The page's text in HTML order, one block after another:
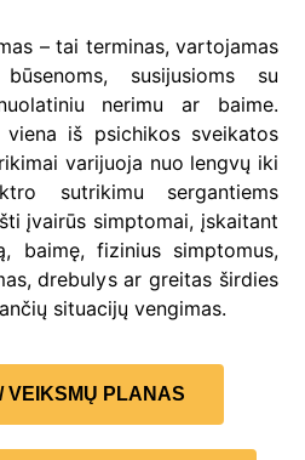
– tai terminas, vartojamas
susijusioms su
nerimu ar baime.
iš psichikos sveikatos
varijuoja nuo lengvų iki
sutrikimu sergantiems
įvairūs simptomai, įskaitant
baimę, fizinius simptomus,
drebulys ar greitas širdies
situacijų vengimas.
VEIKSMŲ PLANAS